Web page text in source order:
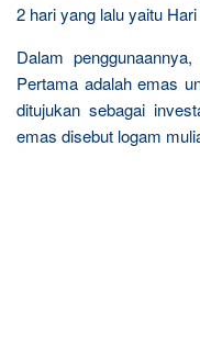
2 hari yang lalu yaitu
Dalam
Pertama adalah emas
ditujukan sebagai
emas disebut logam